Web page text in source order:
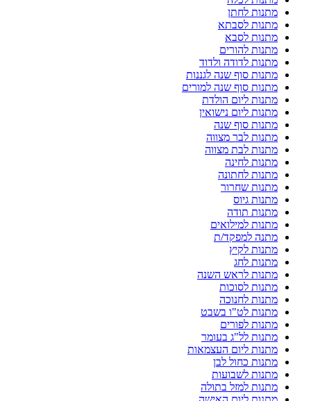
מתנות לחתן
מתנות לסבתא
מתנות לסבא
מתנות להורים
מתנות לדודה ולדוד
מתנות סוף שנה לגננות
מתנות סוף שנה למורים
מתנות ליום הולדת
מתנות ליום נישואין
מתנות סוף שנה
מתנות לבר מצווה
מתנות לבת מצווה
מתנות לחינה
מתנות לחתונה
מתנות שחרור
מתנות גיוס
מתנות תודה
מתנות למילואים
מתנה למפקד/ת
מתנות לקיץ
מתנות לחג
מתנות לראש השנה
מתנות לסוכות
מתנות לחנוכה
מתנות לט"ו בשבט
מתנות לפורים
מתנות לל"ג בעומר
מתנות ליום העצמאות
מתנות כחול לבן
מתנות לשבועות
מתנות למזל בתולה